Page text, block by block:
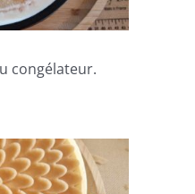
congélateur.